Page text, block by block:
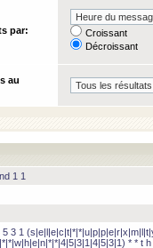
par:
Croissant
Décroissant
au
1 1
5 3 1
* * t